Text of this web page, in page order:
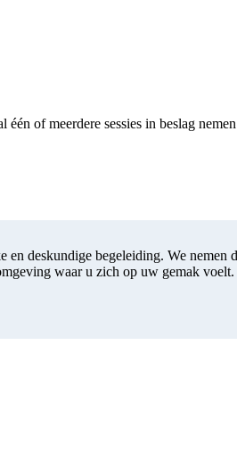
of meerdere sessies in beslag
deskundige begeleiding. We nemen
waar u zich op uw gemak